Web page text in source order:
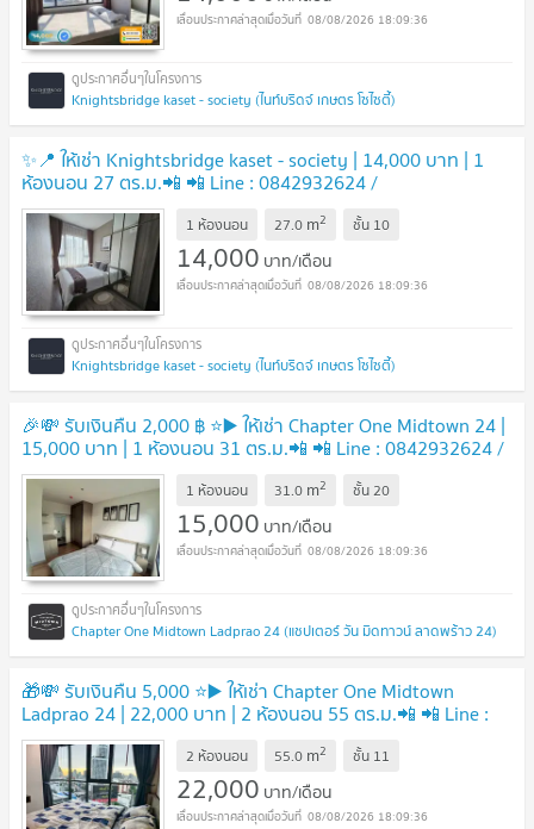
08/08/2026 18:09:36
Knightsbridge kaset - society (ไนท์บริดจ์ เกษตร โซไซตี้)
✨📍 ให้เช่า Knightsbridge kaset - society | 14,000 บาท | 1
ห้องนอน 27 ตร.ม.📲 📲 Line : 0842932624 /
Junesone520
1 ห้องนอน 27.0 m2 ชั้น 10
14,000 บาท/เดือน
08/08/2026 18:09:36
Knightsbridge kaset - society (ไนท์บริดจ์ เกษตร โซไซตี้)
🎉💸 รับเงินคืน 2,000 ฿ ⭐️▶️ ให้เช่า Chapter One Midtown 24 |
15,000 บาท | 1 ห้องนอน 31 ตร.ม.📲 📲 Line : 0842932624 /
Junesone520🎉
1 ห้องนอน 31.0 m2 ชั้น20
15,000 บาท/เดือน
08/08/2026 18:09:36
Chapter One Midtown Ladprao 24 (แชปเตอร์ วัน มิดทาวน์ ลาดพร้าว 24)
🎁💸 รับเงินคืน 5,000 ⭐️▶️ ให้เช่า Chapter One Midtown
Ladprao 24 | 22,000 บาท | 2 ห้องนอน 55 ตร.ม.📲 📲 Line :
0842932624 / Junesone520🎉
2 ห้องนอน 55.0 m2 ชั้น 11
22,000 บาท/เดือน
08/08/2026 18:09:36